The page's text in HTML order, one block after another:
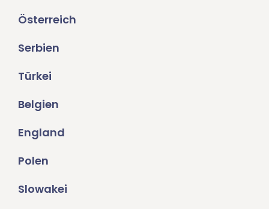
Österreich
Serbien
Türkei
Belgien
England
Polen
Slowakei